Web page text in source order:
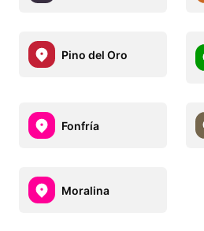
Pino del Oro
Fonfría
Moralina